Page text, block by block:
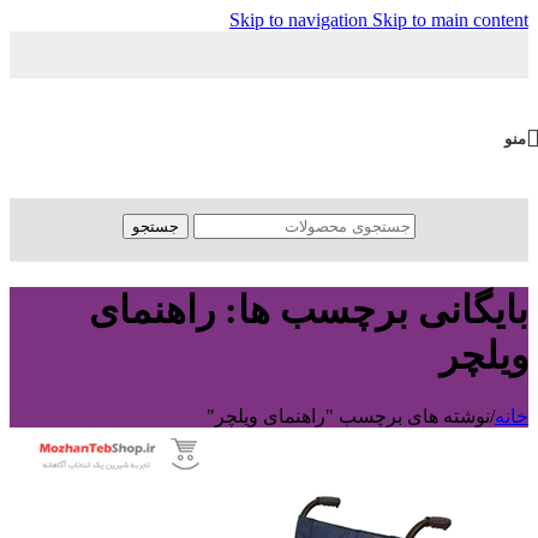
Skip to navigation Skip to main content
منو
جستجو
بایگانی برچسب ها: راهنمای
ویلچر
خانه/نوشته های برچسب "راهنمای ویلچر"